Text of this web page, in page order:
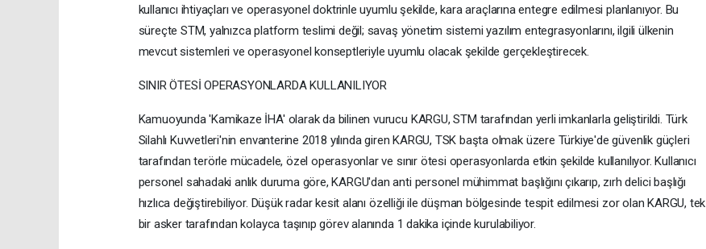
kullanıcı ihtiyaçları ve operasyonel doktrinle uyumlu şekilde, kara araçlarına entegre edilmesi planlanıyor. Bu
süreçte STM, yalnızca platform teslimi değil; savaş yönetim sistemi yazılım entegrasyonlarını, ilgili ülkenin
mevcut sistemleri ve operasyonel konseptleriyle uyumlu olacak şekilde gerçekleştirecek.
SINIR ÖTESİ OPERASYONLARDA KULLANILIYOR
Kamuoyunda 'Kamikaze İHA' olarak da bilinen vurucu KARGU, STM tarafından yerli imkanlarla geliştirildi. Türk
Silahlı Kuvvetleri'nin envanterine 2018 yılında giren KARGU, TSK başta olmak üzere Türkiye'de güvenlik güçleri
tarafından terörle mücadele, özel operasyonlar ve sınır ötesi operasyonlarda etkin şekilde kullanılıyor. Kullanıcı
personel sahadaki anlık duruma göre, KARGU'dan anti personel mühimmat başlığını çıkarıp, zırh delici başlığı
hızlıca değiştirebiliyor. Düşük radar kesit alanı özelliği ile düşman bölgesinde tespit edilmesi zor olan KARGU, tek
bir asker tarafından kolayca taşınıp görev alanında 1 dakika içinde kurulabiliyor.